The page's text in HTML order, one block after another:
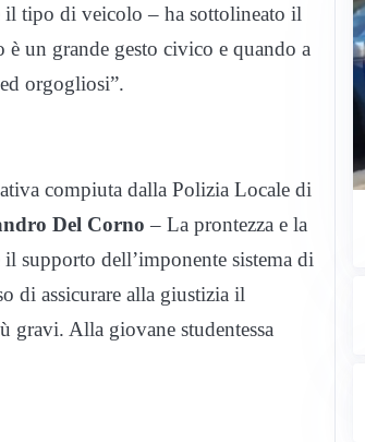
il tipo di veicolo – ha sottolineato il
un grande gesto civico e quando a
orgogliosi”.
compiuta dalla Polizia Locale di
Del Corno – La prontezza e la
supporto dell’imponente sistema di
di assicurare alla giustizia il
gravi. Alla giovane studentessa